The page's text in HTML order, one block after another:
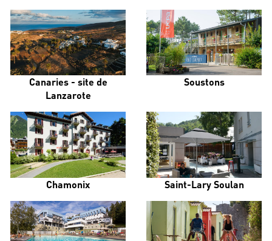
Canaries - site de
Lanzarote
Soustons
Chamonix Saint-Lary Soulan